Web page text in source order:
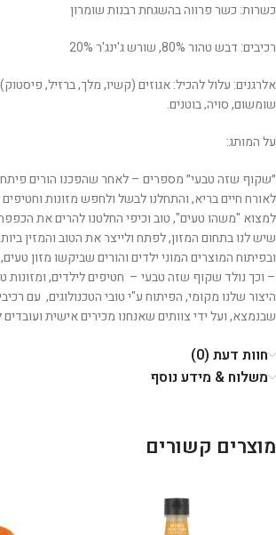
כשרות: כשר פרווה בהשגחת רבנות שומרון
רכיבים: דבש טהור 80%, שורש ג'ינג'ר 20%
אלרגנים: עלול להכיל: אגוזים (קשיו, מלך, ברזיל,
שומשום, סויה, בוטנים.
על המותג:
״שקוף שזה טבעי״ מספרים – לאחר שהפכנו הורים
לאורח חיים בריא, והתחלנו לבשל ולחפש מזונות
למצוא "משהו טעים", טוב וכיפי החלטנו להרים את
שיש לנו בתחום המזון, לפתח ולייצר את הטוב והמזין
ובפיתוח המוצרים המוני ילדים והורים שביקשו מזון
– וכך נולד שקוף שזה טבעי – חטיפים לילדים,
היצור שלנו מקומי, הפיתוח ע"י טובי הטכנולוגים, עם
שבנמצא, ועל ידי צוותים שאנחנו מכירים אישית ועובדים
חוות דעת (0)
משלוח & מידע נוסף
מוצרים קשורים